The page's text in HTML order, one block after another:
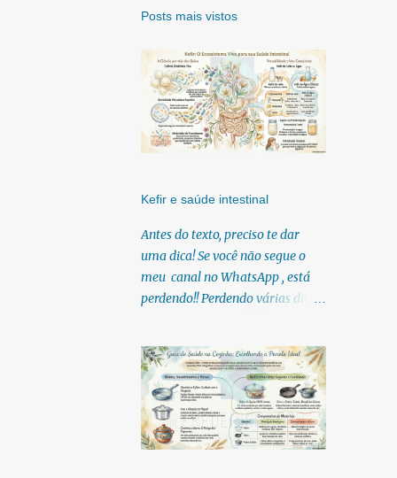
Posts mais vistos
Kefir e saúde intestinal
Antes do texto, preciso te dar
uma dica! Se você não segue o
meu canal no WhatsApp , está
perdendo!! Perdendo várias dicas,
infográficos, o link para
download dos meus e-books.
Para acessar clique no link:
https://whatsapp.com/channel/0
029Vb6U4AqKgsNzkBhubA40